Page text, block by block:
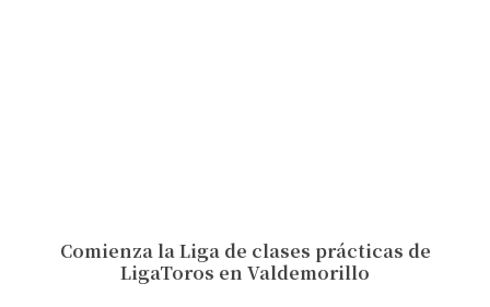
Comienza la Liga de clases prácticas de
LigaToros en Valdemorillo